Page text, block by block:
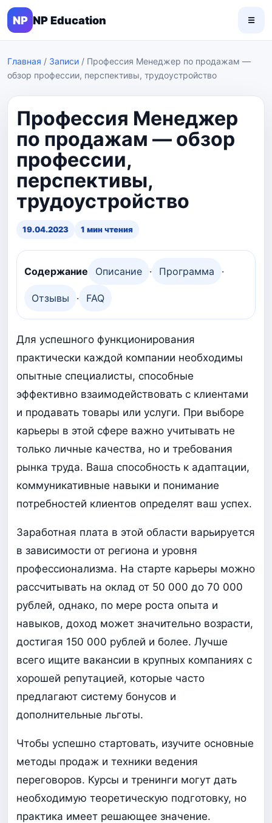
NP NP Education ☰
Главная / Записи / Профессия Менеджер по продажам —
обзор профессии, перспективы, трудоустройство
Профессия Менеджер
по продажам — обзор
профессии,
перспективы,
трудоустройство
19.04.2023 1 мин чтения
Содержание Описание · Программа ·
Отзывы · FAQ
Для успешного функционирования
практически каждой компании необходимы
опытные специалисты, способные
эффективно взаимодействовать с клиентами
и продавать товары или услуги. При выборе
карьеры в этой сфере важно учитывать не
только личные качества, но и требования
рынка труда. Ваша способность к адаптации,
коммуникативные навыки и понимание
потребностей клиентов определят ваш успех.
Заработная плата в этой области варьируется
в зависимости от региона и уровня
профессионализма. На старте карьеры можно
рассчитывать на оклад от 50 000 до 70 000
рублей, однако, по мере роста опыта и
навыков, доход может значительно возрасти,
достигая 150 000 рублей и более. Лучше
всего ищите вакансии в крупных компаниях с
хорошей репутацией, которые часто
предлагают систему бонусов и
дополнительные льготы.
Чтобы успешно стартовать, изучите основные
методы продаж и техники ведения
переговоров. Курсы и тренинги могут дать
необходимую теоретическую подготовку, но
практика имеет решающее значение.